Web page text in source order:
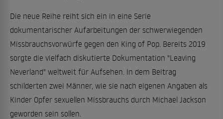
Die neue Reihe reiht sich ein in eine Serie
dokumentarischer Aufarbeitungen der schwerwiegenden
Missbrauchsvorwürfe gegen den King of Pop. Bereits 2019
sorgte die vielfach diskutierte Dokumentation "Leaving
Neverland" weltweit für Aufsehen. In dem Beitrag
schilderten zwei Männer, wie sie nach eigenen Angaben als
Kinder Opfer sexuellen Missbrauchs durch Michael Jackson
geworden sein sollen.